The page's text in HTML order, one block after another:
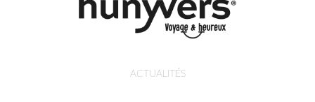
ACTUALITÉS